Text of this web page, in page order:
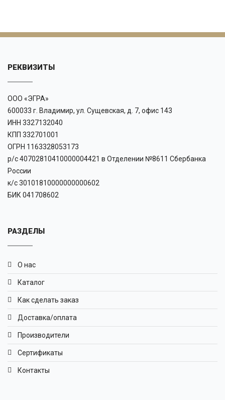
РЕКВИЗИТЫ
ООО «ЭГРА»
600033 г. Владимир, ул. Сущевская, д. 7, офис 143
ИНН 3327132040
КПП 332701001
ОГРН 1163328053173
р/с 40702810410000004421 в Отделении №8611 Сбербанка
России
к/с 30101810000000000602
БИК 041708602
РАЗДЕЛЫ
О нас
Каталог
Как сделать заказ
Доставка/оплата
Производители
Сертификаты
Контакты